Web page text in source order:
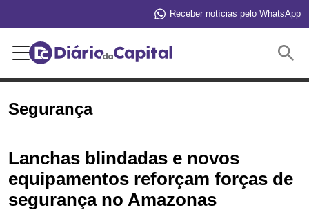
Receber notícias pelo WhatsApp
Segurança
Lanchas blindadas e novos
equipamentos reforçam forças de
segurança no Amazonas